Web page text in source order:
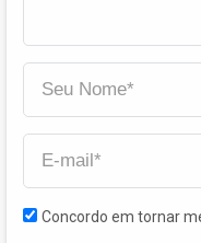
Concordo em tornar